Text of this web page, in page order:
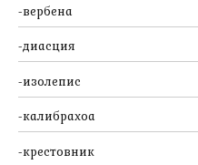
вербена
диасция
изолепис
калибрахоа
крестовник